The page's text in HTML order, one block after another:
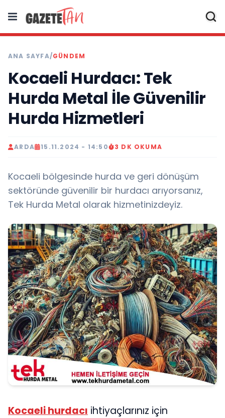
ANA SAYFA/GÜNDEM
Kocaeli Hurdacı: Tek
Hurda Metal İle Güvenilir
Hurda Hizmetleri
ARDA 15.11.2024 - 14:50 3 DK OKUMA
Kocaeli bölgesinde hurda ve geri dönüşüm
sektöründe güvenilir bir hurdacı arıyorsanız,
Tek Hurda Metal olarak hizmetinizdeyiz.
Kocaeli hurdacı ihtiyaçlarınız için